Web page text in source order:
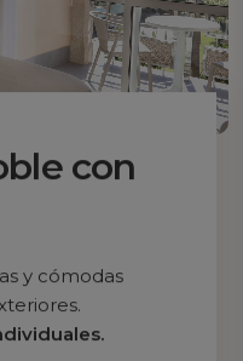
con
y cómodas